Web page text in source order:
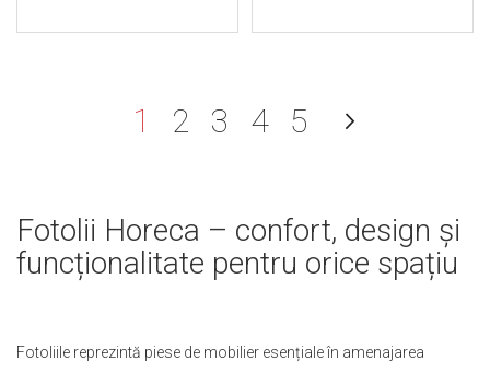
Fotolii Horeca – confort, design și
funcționalitate pentru orice spațiu
Fotoliile reprezintă piese de mobilier esențiale în amenajarea
Pagină
în acest moment citiți
1 Pagină
2 Pagină
3 Pagină
4 Pagină
5